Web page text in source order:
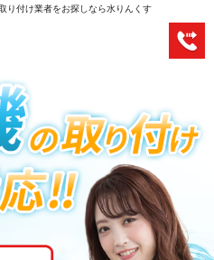
り付け業者をお探しなら水りんくす